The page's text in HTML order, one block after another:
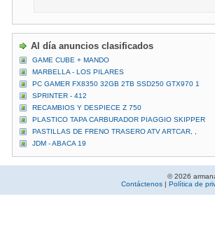
Al día anuncios clasificados
GAME CUBE + MANDO
MARBELLA - LOS PILARES
PC GAMER FX8350 32GB 2TB SSD250 GTX970 1
SPRINTER - 412
RECAMBIOS Y DESPIECE Z 750
PLASTICO TAPA CARBURADOR PIAGGIO SKIPPER
PASTILLAS DE FRENO TRASERO ATV ARTCAR, ,
JDM - ABACA 19
© 2026
Contáctenos | Política de